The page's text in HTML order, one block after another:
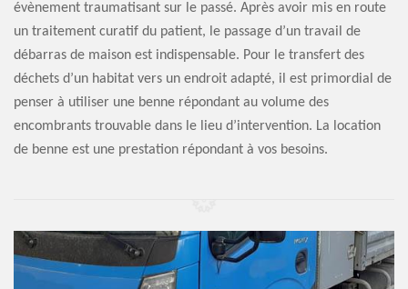
évènement traumatisant sur le passé. Après avoir mis en route
un traitement curatif du patient, le passage d’un travail de
débarras de maison est indispensable. Pour le transfert des
déchets d’un habitat vers un endroit adapté, il est primordial de
penser à utiliser une benne répondant au volume des
encombrants trouvable dans le lieu d’intervention. La location
de benne est une prestation répondant à vos besoins.